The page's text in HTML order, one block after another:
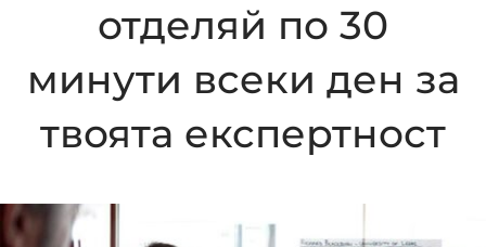
отделяй по 30
минути всеки ден за
твоята експертност